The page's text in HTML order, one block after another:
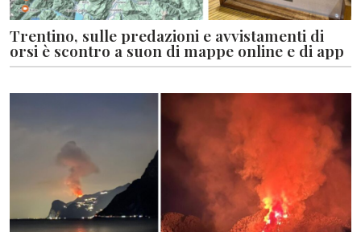
Trentino, sulle predazioni e avvistamenti di
orsi è scontro a suon di mappe online e di app